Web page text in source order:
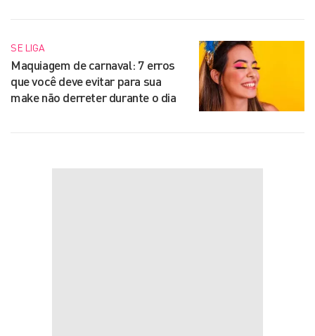
SE LIGA
Maquiagem de carnaval: 7 erros
que você deve evitar para sua
make não derreter durante o dia